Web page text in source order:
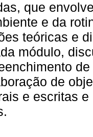
que
e da
teóricas e
módulo,
de
e escritas